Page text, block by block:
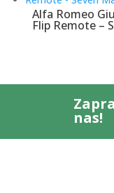
Alfa Romeo
Flip Remote –
nas!